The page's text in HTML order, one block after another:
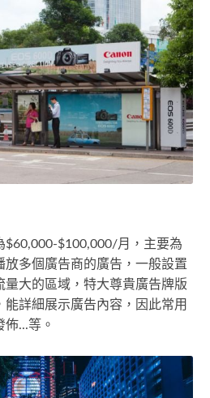
$60,000-$100,000/月，主要為
多個廣告商的廣告，一般設置
大的區域，特大尊貴廣告牌版
詳細展示廣告內容，因此常用
...等。